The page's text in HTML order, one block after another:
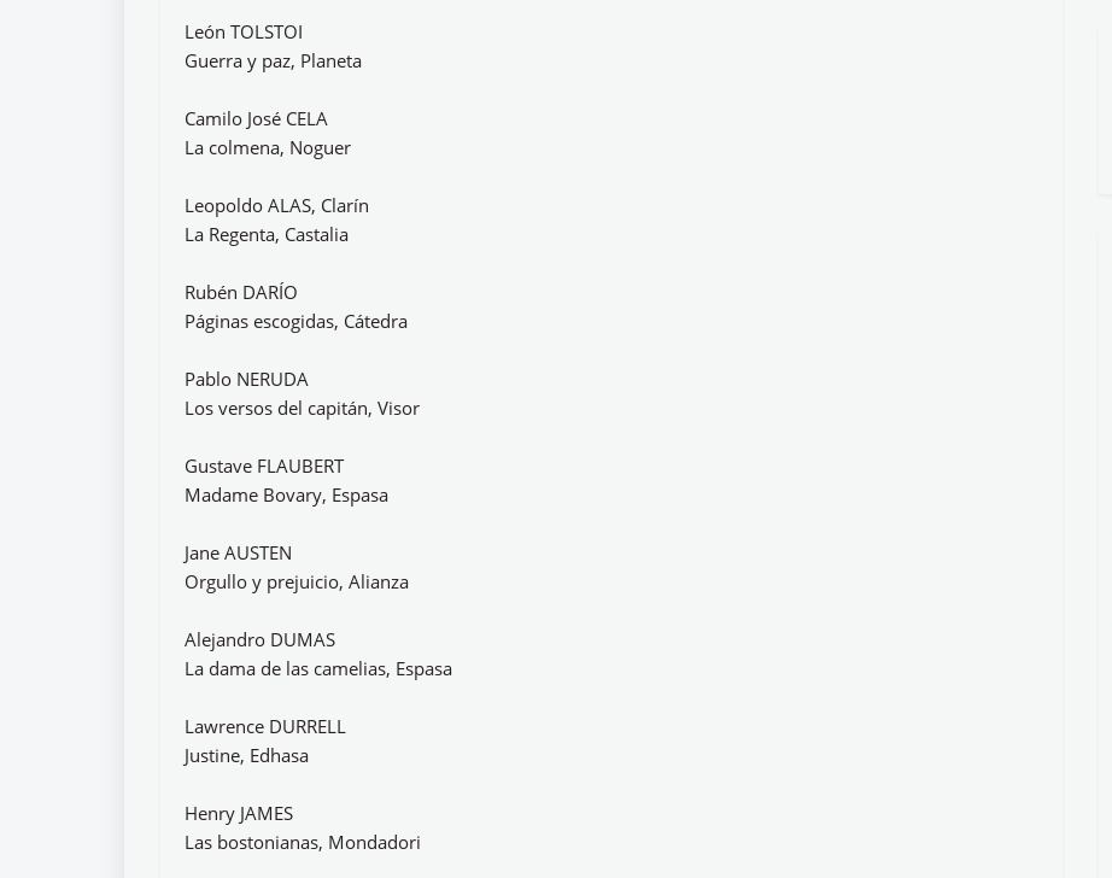
León TOLSTOI
Guerra y paz, Planeta
Camilo José CELA
La colmena, Noguer
Leopoldo ALAS, Clarín
La Regenta, Castalia
Rubén DARÍO
Páginas escogidas, Cátedra
Pablo NERUDA
Los versos del capitán, Visor
Gustave FLAUBERT
Madame Bovary, Espasa
Jane AUSTEN
Orgullo y prejuicio, Alianza
Alejandro DUMAS
La dama de las camelias, Espasa
Lawrence DURRELL
Justine, Edhasa
Henry JAMES
Las bostonianas, Mondadori